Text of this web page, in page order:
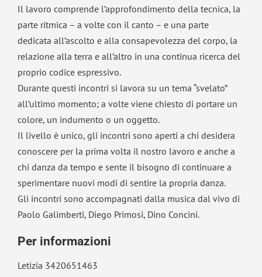
Il lavoro comprende l’approfondimento della tecnica, la
parte ritmica – a volte con il canto – e una parte
dedicata all’ascolto e alla consapevolezza del corpo, la
relazione alla terra e all’altro in una continua ricerca del
proprio codice espressivo.
Durante questi incontri si lavora su un tema “svelato”
all’ultimo momento; a volte viene chiesto di portare un
colore, un indumento o un oggetto.
Il livello è unico, gli incontri sono aperti a chi desidera
conoscere per la prima volta il nostro lavoro e anche a
chi danza da tempo e sente il bisogno di continuare a
sperimentare nuovi modi di sentire la propria danza.
Gli incontri sono accompagnati dalla musica dal vivo di
Paolo Galimberti, Diego Primosi, Dino Concini.
Per informazioni
Letizia 3420651463